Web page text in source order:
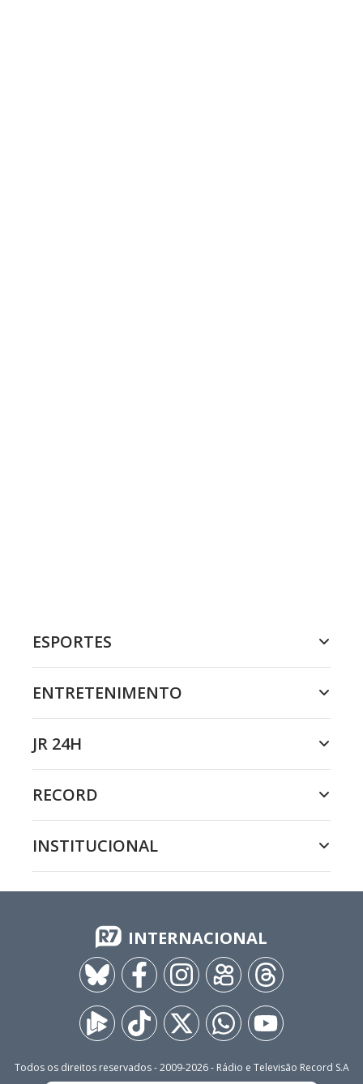
ESPORTES
ENTRETENIMENTO
JR 24H
RECORD
INSTITUCIONAL
INTERNACIONAL
Todos os direitos reservados - 2009-2026- Rádio e Televisão Record S.A